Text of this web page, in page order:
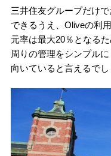
三井住友グループだけ
できるうえ、Oliveの利
元率は最大20％となる
周りの管理をシンプル
向いていると言えるでし